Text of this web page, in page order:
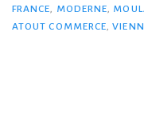
FRANCE, MODERNE,
ATOUT COMMERCE,